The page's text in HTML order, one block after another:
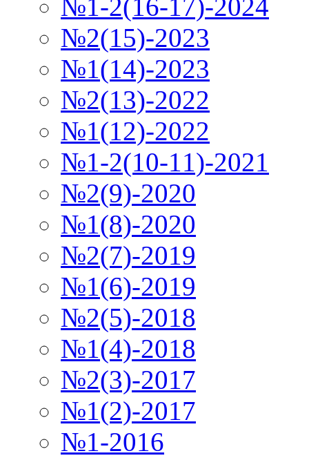
№1-2(16-17)-2024
№2(15)-2023
№1(14)-2023
№2(13)-2022
№1(12)-2022
№1-2(10-11)-2021
№2(9)-2020
№1(8)-2020
№2(7)-2019
№1(6)-2019
№2(5)-2018
№1(4)-2018
№2(3)-2017
№1(2)-2017
№1-2016